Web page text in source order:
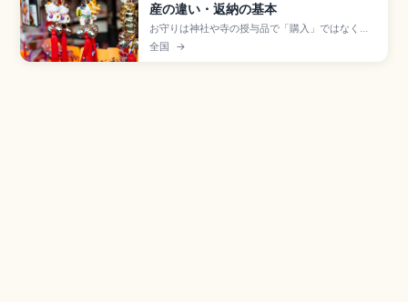
産の違い・返納の基本
お守りは神社や寺の授与品で「購入」ではなく
「授かる」と表現する。初穂料は500〜1,000円
が目安。古くなったお守りは1年を目安に新しく受
全国 →